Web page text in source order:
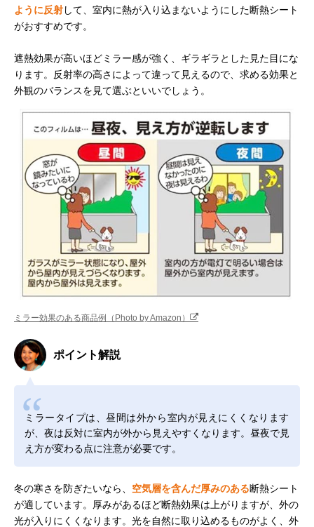
ように反射して、室内に熱が入り込まないようにした断熱シート
がおすすめです。
遮熱効果が高いほどミラー感が強く、ギラギラとした見た目にな
ります。反射率の高さによって違って見えるので、求める効果と
外観のバランスを見て選ぶといいでしょう。
ミラー効果のある商品例（Photo by Amazon）
ポイント解説
ミラータイプは、昼間は外から室内が見えにくくなります
が、夜は反対に室内が外から見えやすくなります。昼夜で見
え方が変わる点に注意が必要です。
冬の寒さを防ぎたいなら、 空気層を含んだ厚みのある断熱シート
が適しています。厚みがあるほど断熱効果は上がりますが、外の
光が入りにくくなります。光を自然に取り込めるものがよく、外